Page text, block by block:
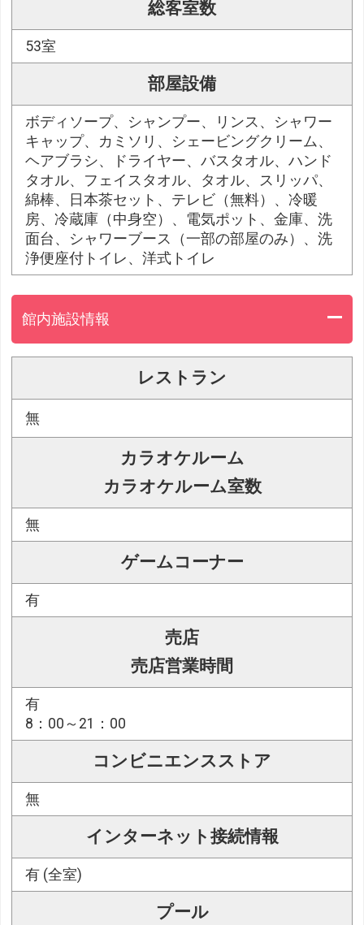
総客室数
53室
部屋設備
ボディソープ、シャンプー、リンス、シャワー
キャップ、カミソリ、シェービングクリーム、
ヘアブラシ、ドライヤー、バスタオル、ハンド
タオル、フェイスタオル、タオル、スリッパ、
綿棒、日本茶セット、テレビ（無料）、冷暖
房、冷蔵庫（中身空）、電気ポット、金庫、洗
面台、シャワーブース（一部の部屋のみ）、洗
浄便座付トイレ、洋式トイレ
館内施設情報
レストラン
無
カラオケルーム
カラオケルーム室数
無
ゲームコーナー
有
売店
売店営業時間
有
8：00～21：00
コンビニエンスストア
無
インターネット接続情報
有 (全室)
プール